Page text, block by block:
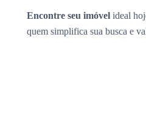
Encontre seu imóvel ideal
quem simplifica sua busca e